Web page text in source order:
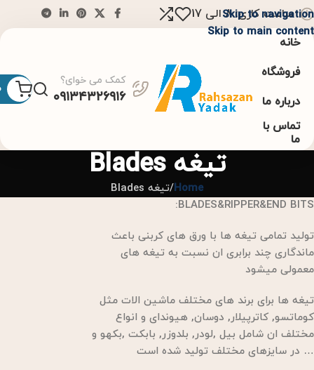
Skip to navigation
Skip to main content
ساعت کاری: 8 الی 17
خانه
فروشگاه
درباره ما
تماس با
ما
کمک می خوای؟
۰۹۱۳۴۳۲۶۹۱۶
تیغه Blades
Home تیغه Blades
BLADES&RIPPER&END BITS:
تولید تمامی تیغه ها با ورق های کربنی باعث
ماندگاری چند برابری ان نسبت به تیغه های
معمولی میشود
تیغه ها برای برند های مختلف ماشین الات مثل
کوماتسو, کاترپیلار, دوسان, هیوندای و انواع
مختلف ان شامل بیل ,لودر, بلدوزر, بابکت ,بکهو و
… در سایزهای مختلف تولید شده است